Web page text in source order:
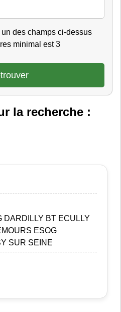
des champs ci-dessus
minimal est 3
la recherche :
DARDILLY BT ECULLY
ESOG
SUR SEINE